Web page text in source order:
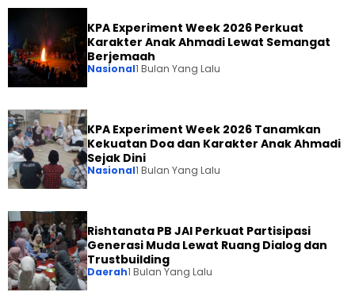
KPA Experiment Week 2026 Perkuat
Karakter Anak Ahmadi Lewat Semangat
Berjemaah
Nasional1 Bulan Yang Lalu
KPA Experiment Week 2026 Tanamkan
Kekuatan Doa dan Karakter Anak Ahmadi
Sejak Dini
Nasional1 Bulan Yang Lalu
Rishtanata PB JAI Perkuat Partisipasi
Generasi Muda Lewat Ruang Dialog dan
Trustbuilding
Daerah1 Bulan Yang Lalu